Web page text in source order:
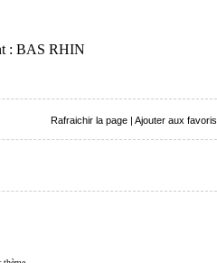
: BAS RHIN
Rafraichir la page | Ajouter aux favoris